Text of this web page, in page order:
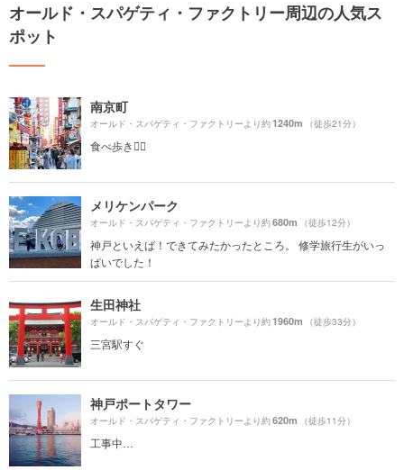
オールド・スパゲティ・ファクトリー周辺の人気ス
ポット
南京町
オールド・スパゲティ・ファクトリーより約1240m （徒歩21分）
食べ歩き🚶‍♀️
メリケンパーク
オールド・スパゲティ・ファクトリーより約680m （徒歩12分）
神戸といえば！できてみたかったところ。 修学旅行生がいっ
ぱいでした！
生田神社
オールド・スパゲティ・ファクトリーより約1960m （徒歩33分）
三宮駅すぐ
神戸ポートタワー
オールド・スパゲティ・ファクトリーより約620m （徒歩11分）
工事中…